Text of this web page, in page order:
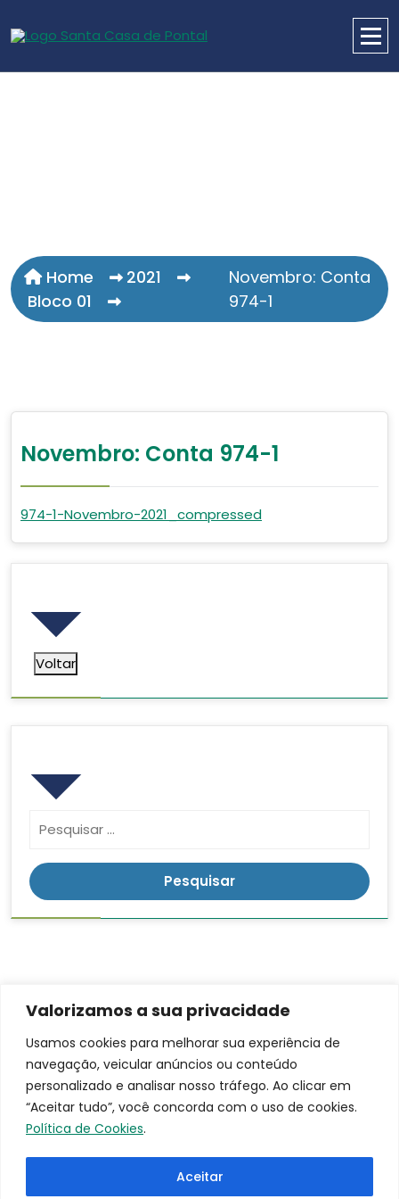
Valorizamos a sua privacidade
Usamos cookies para melhorar sua experiência de
navegação, veicular anúncios ou conteúdo
personalizado e analisar nosso tráfego. Ao clicar em
“Aceitar tudo”, você concorda com o uso de cookies.
Política de Cookies.
Aceitar
Home
2021
Bloco 01
Novembro: Conta
974-1
Novembro: Conta 974-1
974-1-Novembro-2021_compressed
Voltar
Contato
(16)
3953-
9100
santacasa@iscmpontal.com.br
Endereço
Rua:
Ananias da
Costa
Centro
Cidade:
LGPD